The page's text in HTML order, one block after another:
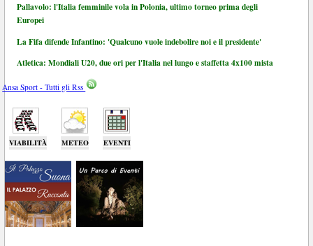
Pallavolo: l'Italia femminile vola in Polonia, ultimo torneo prima degli
Europei
La Fifa difende Infantino: 'Qualcuno vuole indebolire noi e il presidente'
Atletica: Mondiali U20, due ori per l'Italia nel lungo e staffetta 4x100 mista
Ansa Sport - Tutti gli Rss
VIABILITÀ METEO EVENTI